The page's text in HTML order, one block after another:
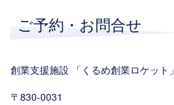
ご予約・お問合せ
創業支援施設 「くるめ創業ロケット」
〒830-0031